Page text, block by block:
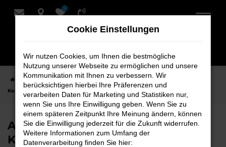
Zum
0
Startseite Bremervörde Audi
Audi A1 Fahrzeuge bei Schmidt +
Koch für Bremervörde
Audi A1 Fahrzeuge bei Schmidt +
Koch für Bremervörde
Cookie Einstellungen
Wir nutzen Cookies, um Ihnen die bestmögliche
Nutzung unserer Webseite zu ermöglichen und unsere
Kommunikation mit Ihnen zu verbessern. Wir
berücksichtigen hierbei Ihre Präferenzen und
verarbeiten Daten für Marketing und Statistiken nur,
wenn Sie uns Ihre Einwilligung geben. Wenn Sie zu
einem späteren Zeitpunkt Ihre Meinung ändern, können
Sie die Einwilligung jederzeit für die Zukunft widerrufen.
Weitere Informationen zum Umfang der
Datenverarbeitung finden Sie hier: